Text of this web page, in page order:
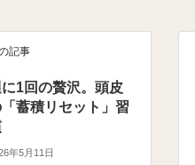
記事
1回の贅沢。頭皮
蓄積リセット」習
年5月11日